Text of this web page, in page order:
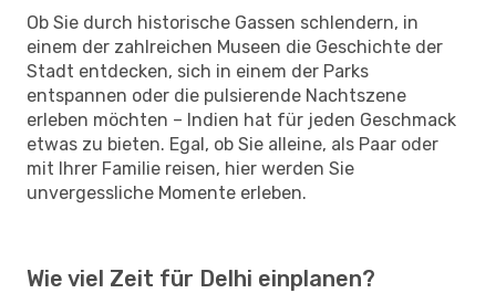
Ob Sie durch historische Gassen schlendern, in
einem der zahlreichen Museen die Geschichte der
Stadt entdecken, sich in einem der Parks
entspannen oder die pulsierende Nachtszene
erleben möchten – Indien hat für jeden Geschmack
etwas zu bieten. Egal, ob Sie alleine, als Paar oder
mit Ihrer Familie reisen, hier werden Sie
unvergessliche Momente erleben.
Wie viel Zeit für Delhi einplanen?